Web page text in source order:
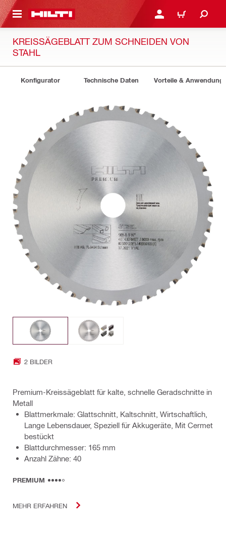
ANMELDEN ODER
WARENKORB
KREISSÄGEBLATT ZUM SCHNEIDEN VON
STAHL
Konfigurator Technische Daten Vorteile &
2 BILDER
Premium-Kreissägeblatt für kalte, schnelle Geradschnitte in
Metall
Blattmerkmale: Glattschnitt, Kaltschnitt, Wirtschaftlich,
Lange Lebensdauer, Speziell für Akkugeräte, Mit Cermet
bestückt
Blattdurchmesser: 165 mm
Anzahl Zähne: 40
PREMIUM
MEHR ERFAHREN